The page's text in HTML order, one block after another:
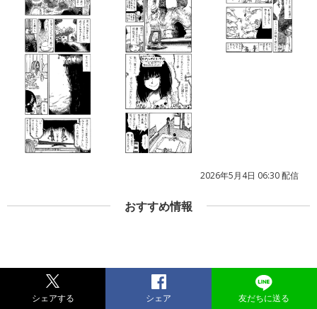
2026年5月4日 06:30 配信
おすすめ情報
シェアする シェア 友だちに送る